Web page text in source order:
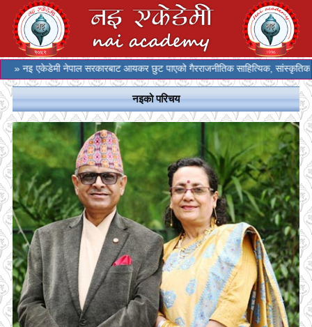
» नइ एकेडेमी नेपाल सरकारबाट आयकर छुट पाएको गैरराजनीतिक साहित्यिक, सांस्कृतिक
नइको परिचय